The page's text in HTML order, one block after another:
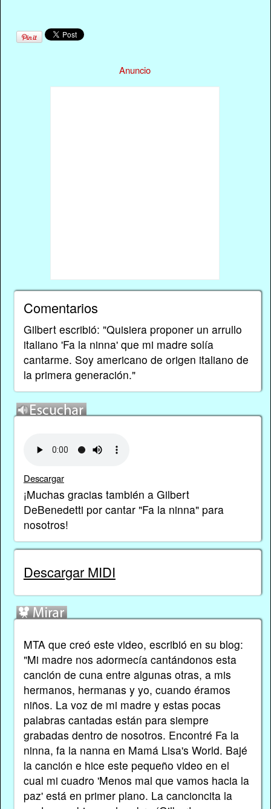
Anuncio
Comentarios
Gilbert escribió: "Quisiera proponer un arrullo
italiano 'Fa la ninna' que mi madre solía
cantarme. Soy americano de origen italiano de
la primera generación."
Descargar
¡Muchas gracias también a Gilbert
DeBenedetti por cantar "Fa la ninna" para
nosotros!
Descargar MIDI
MTA que creó este video, escribió en su blog:
"Mi madre nos adormecía cantándonos esta
canción de cuna entre algunas otras, a mis
hermanos, hermanas y yo, cuando éramos
niños. La voz de mi madre y estas pocas
palabras cantadas están para siempre
grabadas dentro de nosotros. Encontré Fa la
ninna, fa la nanna en Mamá Lisa's World. Bajé
la canción e hice este pequeño video en el
cual mi cuadro 'Menos mal que vamos hacia la
paz' está en primer plano. La cancioncita la